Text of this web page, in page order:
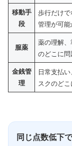
移動手
段
歩行だけ
管理が可
服薬
薬の理解
のどこに
金銭管
理
日常支払
スクのど
同じ点数低下